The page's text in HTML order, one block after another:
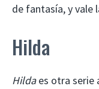
de fantasía, y vale
Hilda
Hildaes otra serie